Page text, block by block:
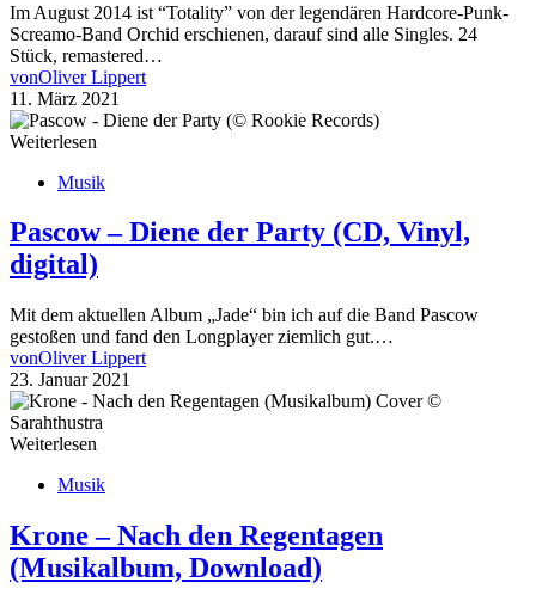
Im August 2014 ist “Totality” von der legendären Hardcore-Punk-
Screamo-Band Orchid erschienen, darauf sind alle Singles. 24
Stück, remastered…
vonOliver Lippert
11. März 2021
Weiterlesen
Musik
Pascow – Diene der Party (CD, Vinyl,
digital)
Mit dem aktuellen Album „Jade“ bin ich auf die Band Pascow
gestoßen und fand den Longplayer ziemlich gut.…
vonOliver Lippert
23. Januar 2021
Weiterlesen
Musik
Krone – Nach den Regentagen
(Musikalbum, Download)